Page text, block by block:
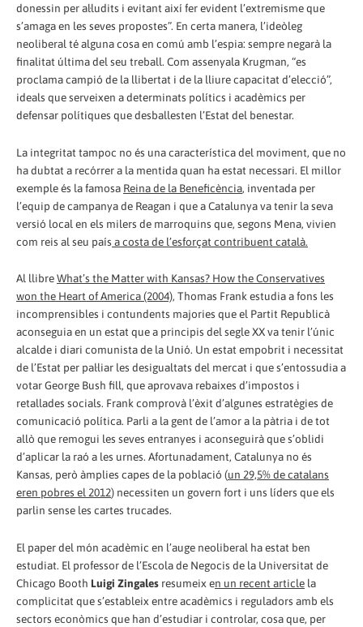
donessin per al·ludits i evitant així fer evident l’extremisme que
s’amaga en les seves propostes”. En certa manera, l’ideòleg
neoliberal té alguna cosa en comú amb l’espia: sempre negarà la
finalitat última del seu treball. Com assenyala Krugman, “es
proclama campió de la llibertat i de la lliure capacitat d’elecció”,
ideals que serveixen a determinats polítics i acadèmics per
defensar polítiques que desballesten l’Estat del benestar.
La integritat tampoc no és una característica del moviment, que no
ha dubtat a recórrer a la mentida quan ha estat necessari. El millor
exemple és la famosa Reina de la Beneficència, inventada per
l’equip de campanya de Reagan i que a Catalunya va tenir la seva
versió local en els milers de marroquins que, segons Mena, vivien
com reis al seu país a costa de l’esforçat contribuent català.
Al llibreWhat’s the Matter with Kansas? How the Conservatives
won the Heart of America (2004), Thomas Frank estudia a fons les
incomprensibles i contundents majories que el Partit Republicà
aconseguia en un estat que a principis del segle XX va tenir l’únic
alcalde i diari comunista de la Unió. Un estat empobrit i necessitat
de l’Estat per pal·liar les desigualtats del mercat i que s’entossudia a
votar George Bush fill, que aprovava rebaixes d’impostos i
retallades socials. Frank comprovà l’èxit d’algunes estratègies de
comunicació política. Parli a la gent de l’amor a la pàtria i de tot
allò que remogui les seves entranyes i aconseguirà que s’oblidi
d’aplicar la raó a les urnes. Afortunadament, Catalunya no és
Kansas, però àmplies capes de la població (un 29,5% de catalans
eren pobres el 2012) necessiten un govern fort i uns líders que els
parlin sense les cartes trucades.
El paper del món acadèmic en l’auge neoliberal ha estat ben
estudiat. El professor de l’Escola de Negocis de la Universitat de
Chicago Booth Luigi Zingales resumeix en un recent article la
complicitat que s’estableix entre acadèmics i reguladors amb els
sectors econòmics que han d’estudiar i controlar, cosa que, per